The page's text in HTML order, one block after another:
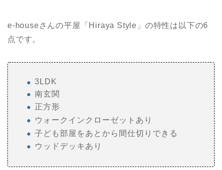
e-houseさんの平屋「Hiraya Style」の特性は以下の6
点です。
3LDK
南玄関
正方形
ウォークインクローゼットあり
子ども部屋をあとから間仕切りできる
ウッドデッキあり